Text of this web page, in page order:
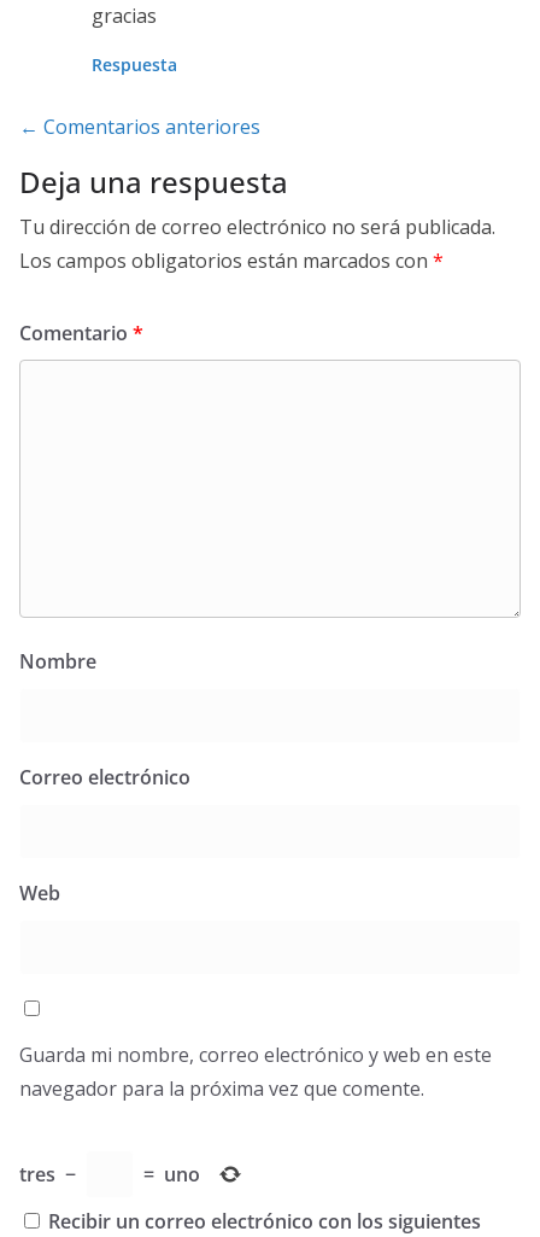
gracias
Respuesta
Navegación
comentarios
← Comentarios anteriores
Deja una respuesta
Tu dirección de correo electrónico no será publicada.
Los campos obligatorios están marcados con *
Comentario *
Nombre
Correo electrónico
Web
Guarda mi nombre, correo electrónico y web en este
navegador para la próxima vez que comente.
tres − = uno
Recibir un correo electrónico con los siguientes